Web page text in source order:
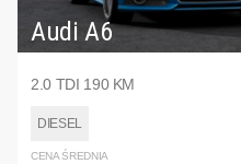
Audi A6
2.0 TDI 190 KM
DIESEL
CENA ŚREDNIA